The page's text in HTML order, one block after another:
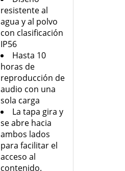
resistente al
agua y al polvo
con clasificación
IP56
Hasta 10
horas de
reproducción de
audio con una
sola carga
La tapa gira y
se abre hacia
ambos lados
para facilitar el
acceso al
contenido.